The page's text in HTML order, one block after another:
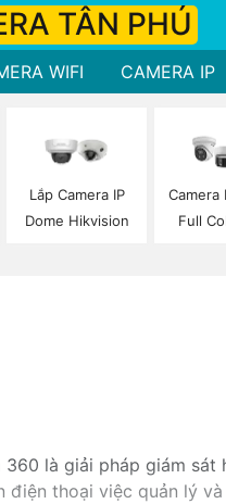
TÂN PHÚ
WIFI CAMERA IP
Lắp Camera IP
Dome Hikvision
Camera
Full
360 là giải pháp giám
điện thoại việc quản lý